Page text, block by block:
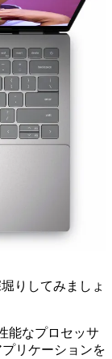
りしてみましょ
能なプロセッサ
リケーションを